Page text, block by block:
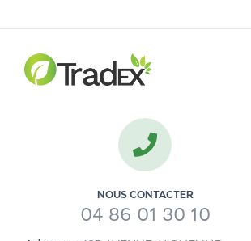
NOUS CONTACTER
04 86 01 30 10